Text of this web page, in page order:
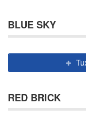
BLUE SKY
RED BRICK